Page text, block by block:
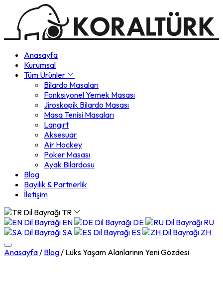
Anasayfa
Kurumsal
Tüm Ürünler
Bilardo Masaları
Fonksiyonel Yemek Masası
Jiroskopik Bilardo Masası
Masa Tenisi Masaları
Langırt
Aksesuar
Air Hockey
Poker Masası
Ayak Bilardosu
Blog
Bayilik & Partnerlik
İletişim
TR
EN
DE
RU
SA
ES
ZH
Anasayfa / Blog / Lüks Yaşam Alanlarının Yeni Gözdesi